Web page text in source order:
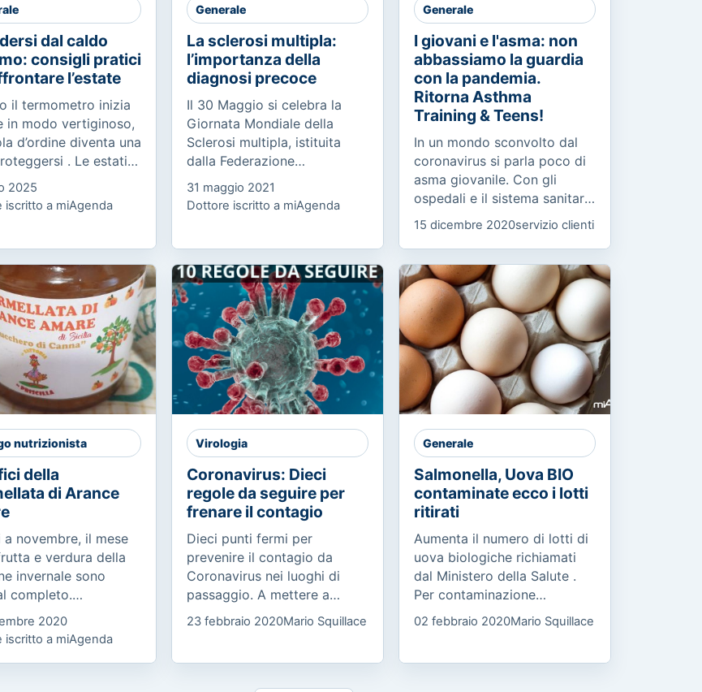
dal caldo
consigli pratici
l’estate
il termometro inizia
in modo vertiginoso,
d’ordine diventa una
. Le estati
non sono più quelle
Le ondate di
2025
iscritto a miAgenda
Generale
La sclerosi multipla:
l’importanza della
diagnosi precoce
Il 30 Maggio si celebra la
Giornata Mondiale della
Sclerosi multipla, istituita
dalla Federazione
Internazionale SM, in 70
Paesi e promossa in Italia
dall’AISM (Associazione
31 maggio 2021
Dottore iscritto a miAgenda
Generale
I giovani e l'asma: non
abbassiamo la guardia
con la pandemia.
Ritorna Asthma
Training & Teens!
In un mondo sconvolto dal
coronavirus si parla poco di
asma giovanile. Con gli
ospedali e il sistema sanitario
concentrati sulla pandemia,
guardia e alzare il...
15 dicembre 2020servizio clienti
nutrizionista
della
di Arance
a novembre, il mese
e verdura della
invernale sono
completo.
l’arancia amara
dall’albero
x Aurantium o
2020
iscritto a miAgenda
Virologia
Coronavirus: Dieci
regole da seguire per
frenare il contagio
Dieci punti fermi per
prevenire il contagio da
Coronavirus nei luoghi di
passaggio. A mettere a
punto il manifesto, che ha
raccolto l’adesione degli
23 febbraio 2020Mario Squillace
Generale
Salmonella, Uova BIO
contaminate ecco i lotti
ritirati
Aumenta il numero di lotti di
uova biologiche richiamati
dal Ministero della Salute .
Per contaminazione
microbiologica da salmonella
enteritidis sono stati ritirati a
02 febbraio 2020Mario Squillace